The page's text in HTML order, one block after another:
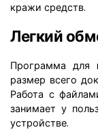
кражи средств.
Легкий
Программа для
размер всего
Работа с
занимает у
устройстве.